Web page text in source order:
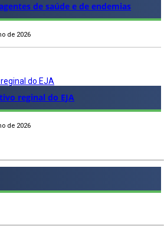
de saúde e de endemias
de 2026
do EJA
reginal do EJA
de 2026